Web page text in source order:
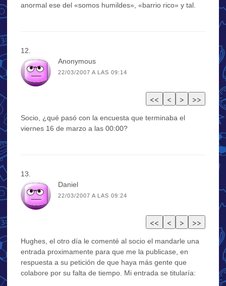
anormal ese del «somos humildes», «barrio rico» y tal.
Anonymous
22/03/2007 A LAS 09:14
Socio, ¿qué pasó con la encuesta que terminaba el
viernes 16 de marzo a las 00:00?
Daniel
22/03/2007 A LAS 09:24
Hughes, el otro día le comenté al socio el mandarle una
entrada proximamente para que me la publicase, en
respuesta a su petición de que haya más gente que
colabore por su falta de tiempo. Mi entrada se titularía: